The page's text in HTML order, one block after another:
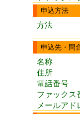
申込方法
方法
申込先・問
名称
住所
電話番号
ファックス
メールアド